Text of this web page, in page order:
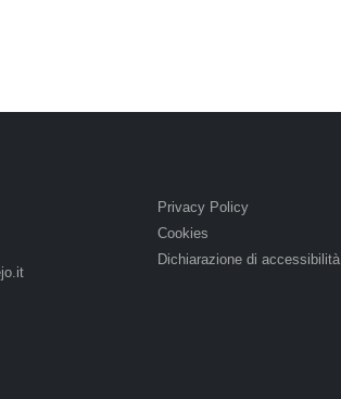
Privacy Policy
Cookies
Dichiarazione di accessibilità